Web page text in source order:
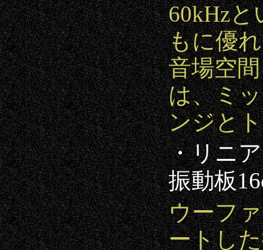
60kHz
もに優
音場空
は、ミ
ンジと
・リニ
振動板
ウーフ
ートし